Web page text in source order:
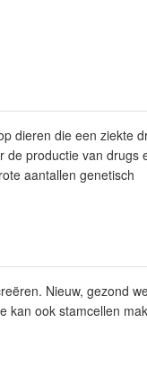
dieren die een ziekte
de productie van drugs
aantallen genetisch
Nieuw, gezond
kan ook stamcellen